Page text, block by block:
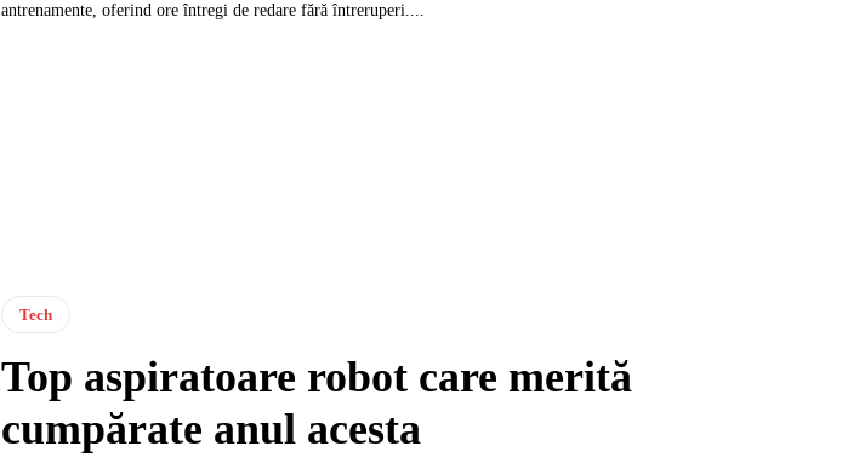
antrenamente, oferind ore întregi de redare fără întreruperi....
Tech
Top aspiratoare robot care merită
cumpărate anul acesta